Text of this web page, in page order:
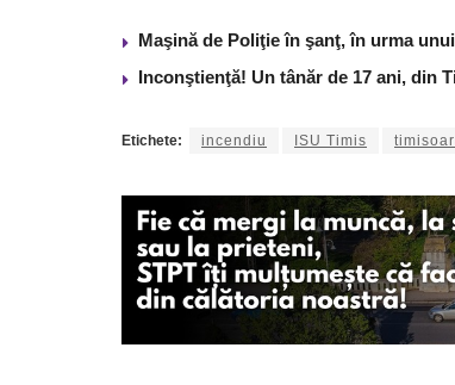
Maşină de Poliţie în şanţ, în urma
Inconştienţă! Un tânăr de 17 ani, din
Etichete: incendiu ISU Timis